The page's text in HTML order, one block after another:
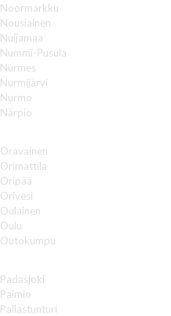
Noormarkku
Nousiainen
Nuijamaa
Nummi-Pusula
Nurmes
Nurmijärvi
Nurmo
Närpiö
Oravainen
Orimattila
Oripää
Orivesi
Oulainen
Oulu
Outokumpu
Padasjoki
Paimio
Pallastunturi